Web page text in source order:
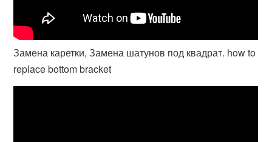
Замена каретки, Замена шатунов под квадрат. how to
replace bottom bracket